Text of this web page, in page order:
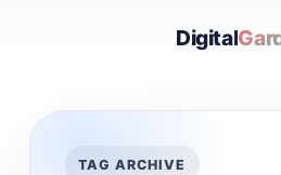
Digital
TAG ARCHIVE